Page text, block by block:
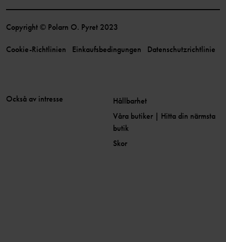
Copyright © Polarn O. Pyret 2023
Cookie-Richtlinien Einkaufsbedingungen Datenschutzrichtlinie
Också av intresse
Hållbarhet
Våra butiker | Hitta din närmsta
butik
Skor